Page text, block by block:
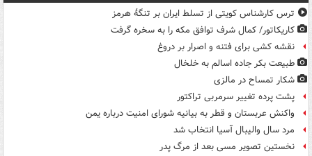
ترس کارشناس کویتی از تسلط ایران بر تنگۀ هرمز
کاریکاتور/ کمال شرف توافق مکه را به سخره گرفت
نقشه کشی برای فتنه و اصرار بر دروغ
طبیعت بکر جاده اسالم به خلخال
شکار تمساح در مالزی
پشت پرده تغییر سرمربی تراکتور
واکنش عربستان و قطر به بیانیه شورای امنیت درباره یمن
مرد سال والیبال آسیا انتخاب شد
نخستین تصویر مسی بعد از مرگ پدر